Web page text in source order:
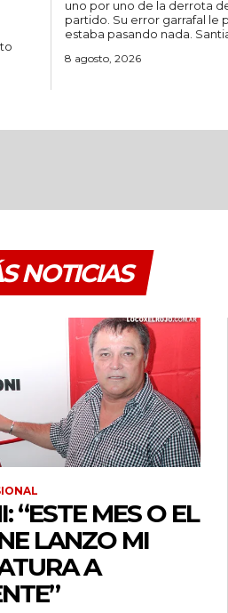
uno por uno de la derrota del Rojo en
partido. Su error garrafal le
estaba
8 agosto, 2026
NOTICIAS
“ESTE MES O EL
LANZO MI
A